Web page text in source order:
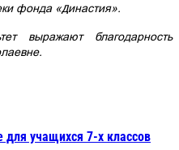
фонда «Династия».
выражают благодарность
для учащихся 7-х классов